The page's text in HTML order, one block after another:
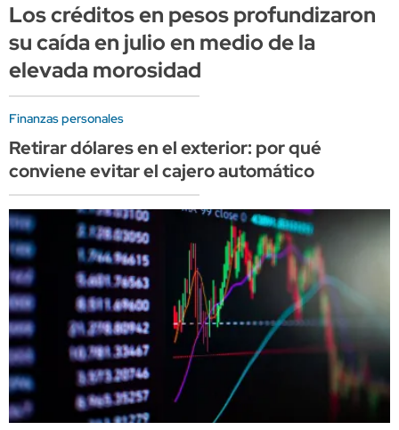
Los créditos en pesos profundizaron
su caída en julio en medio de la
elevada morosidad
Finanzas personales
Retirar dólares en el exterior: por qué
conviene evitar el cajero automático